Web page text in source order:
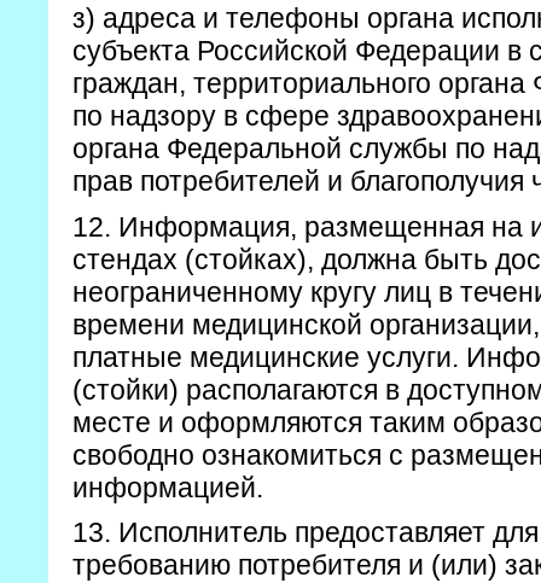
з) адреса и телефоны органа
субъекта Российской Федерации
граждан, территориального
по надзору в сфере
органа Федеральной службы по
прав потребителей и благополучия
12. Информация, размещенная на
стендах (стойках), должна быть
неограниченному кругу лиц в
времени медицинской
платные медицинские услуги.
(стойки) располагаются в
месте и оформляются таким
свободно ознакомиться с
информацией.
13. Исполнитель предоставляет
требованию потребителя и (или)